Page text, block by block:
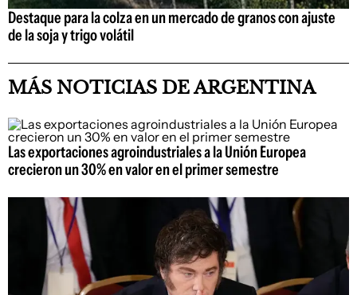
Destaque para la colza en un mercado de granos con ajuste
de la soja y trigo volátil
MÁS NOTICIAS DE ARGENTINA
Las exportaciones agroindustriales a la Unión Europea
crecieron un 30% en valor en el primer semestre